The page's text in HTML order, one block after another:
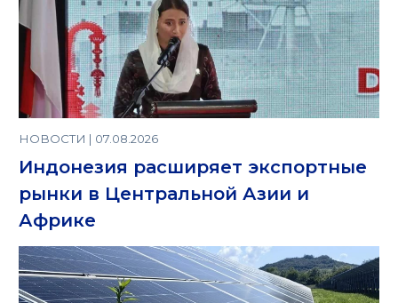
НОВОСТИ | 07.08.2026
Индонезия расширяет экспортные
рынки в Центральной Азии и
Африке